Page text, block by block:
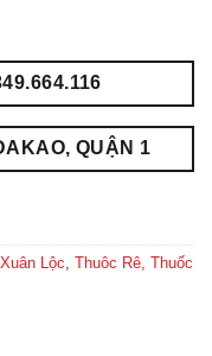
QUẬN 1
Lộc Thuôc Rê, Thuốc